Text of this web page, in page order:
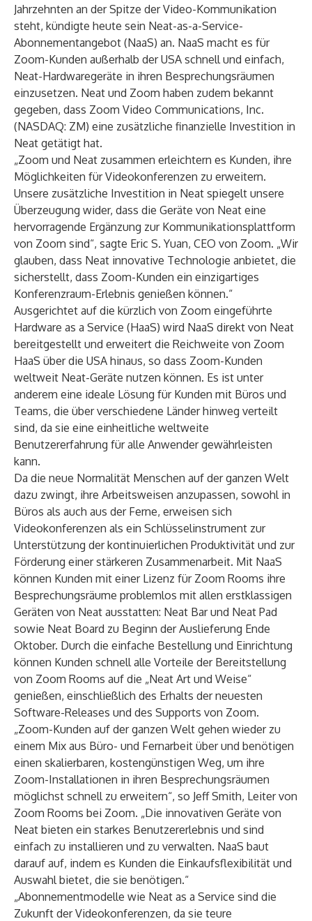
Jahrzehnten an der Spitze der Video-Kommunikation
steht, kündigte heute sein Neat-as-a-Service-
Abonnementangebot (NaaS) an. NaaS macht es für
Zoom-Kunden außerhalb der USA schnell und einfach,
Neat-Hardwaregeräte in ihren Besprechungsräumen
einzusetzen. Neat und Zoom haben zudem bekannt
gegeben, dass Zoom Video Communications, Inc.
(NASDAQ: ZM) eine zusätzliche finanzielle Investition in
Neat getätigt hat.
„Zoom und Neat zusammen erleichtern es Kunden, ihre
Möglichkeiten für Videokonferenzen zu erweitern.
Unsere zusätzliche Investition in Neat spiegelt unsere
Überzeugung wider, dass die Geräte von Neat eine
hervorragende Ergänzung zur Kommunikationsplattform
von Zoom sind“, sagte Eric S. Yuan, CEO von Zoom. „Wir
glauben, dass Neat innovative Technologie anbietet, die
sicherstellt, dass Zoom-Kunden ein einzigartiges
Konferenzraum-Erlebnis genießen können.“
Ausgerichtet auf die kürzlich von Zoom eingeführte
Hardware as a Service (HaaS) wird NaaS direkt von Neat
bereitgestellt und erweitert die Reichweite von Zoom
HaaS über die USA hinaus, so dass Zoom-Kunden
weltweit Neat-Geräte nutzen können. Es ist unter
anderem eine ideale Lösung für Kunden mit Büros und
Teams, die über verschiedene Länder hinweg verteilt
sind, da sie eine einheitliche weltweite
Benutzererfahrung für alle Anwender gewährleisten
kann.
Da die neue Normalität Menschen auf der ganzen Welt
dazu zwingt, ihre Arbeitsweisen anzupassen, sowohl in
Büros als auch aus der Ferne, erweisen sich
Videokonferenzen als ein Schlüsselinstrument zur
Unterstützung der kontinuierlichen Produktivität und zur
Förderung einer stärkeren Zusammenarbeit. Mit NaaS
können Kunden mit einer Lizenz für Zoom Rooms ihre
Besprechungsräume problemlos mit allen erstklassigen
Geräten von Neat ausstatten: Neat Bar und Neat Pad
sowie Neat Board zu Beginn der Auslieferung Ende
Oktober. Durch die einfache Bestellung und Einrichtung
können Kunden schnell alle Vorteile der Bereitstellung
von Zoom Rooms auf die „Neat Art und Weise“
genießen, einschließlich des Erhalts der neuesten
Software-Releases und des Supports von Zoom.
„Zoom-Kunden auf der ganzen Welt gehen wieder zu
einem Mix aus Büro- und Fernarbeit über und benötigen
einen skalierbaren, kostengünstigen Weg, um ihre
Zoom-Installationen in ihren Besprechungsräumen
möglichst schnell zu erweitern“, so Jeff Smith, Leiter von
Zoom Rooms bei Zoom. „Die innovativen Geräte von
Neat bieten ein starkes Benutzererlebnis und sind
einfach zu installieren und zu verwalten. NaaS baut
darauf auf, indem es Kunden die Einkaufsflexibilität und
Auswahl bietet, die sie benötigen.“
„Abonnementmodelle wie Neat as a Service sind die
Zukunft der Videokonferenzen, da sie teure